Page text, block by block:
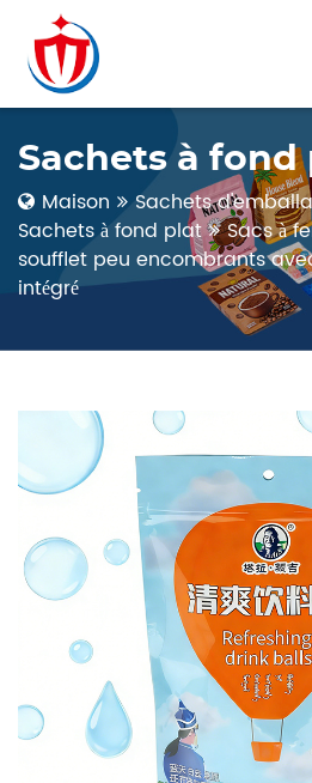
Sachets à fond
Maison
Sachets
Sachets à fond plat
Sacs à
soufflet peu encombrants
intégré